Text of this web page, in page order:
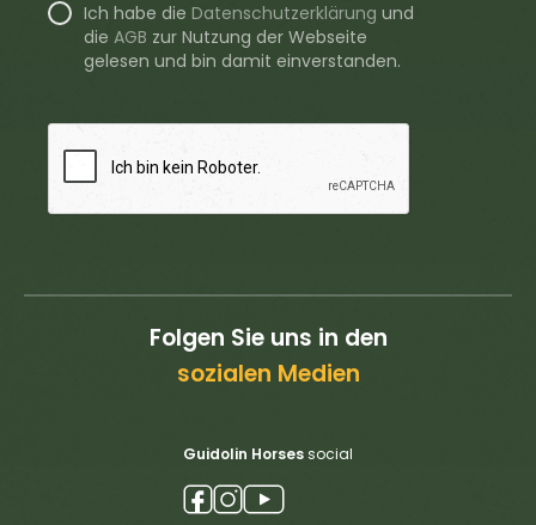
Ich habe dieDatenschutzerklärung und
dieAGB zur Nutzung der Webseite
gelesen und bin damit einverstanden.
Folgen Sie uns in den
sozialen Medien
Guidolin Horsessocial